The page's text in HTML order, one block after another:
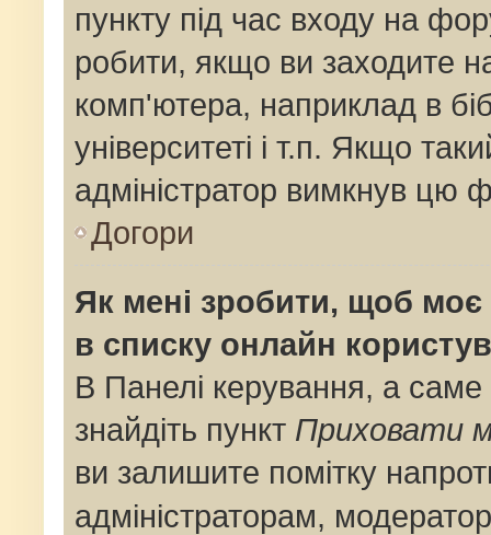
пункту під час входу на
робити, якщо ви заходите
комп'ютера, наприклад в
університеті і т.п. Якщо
адміністратор вимкнув цю
Догори
Як мені зробити, щоб моє
в списку онлайн
В Панелі керування, а
знайдіть пункт Приховати
ви залишите помітку
адміністраторам,